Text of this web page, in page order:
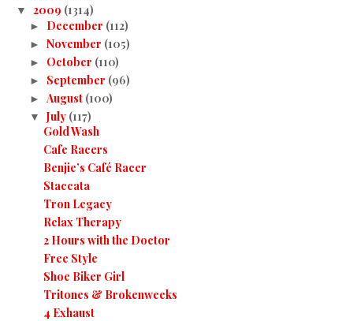
▼ 2009 (1314)
► December (112)
► November (105)
► October (110)
► September (96)
► August (100)
▼ July (117)
Gold Wash
Cafe Racers
Benjie’s Café Racer
Staccata
Tron Legacy
Relax Therapy
2 Hours with the Doctor
Free Style
Shoe Biker Girl
Tritones & Brokenweeks
4 Exhaust